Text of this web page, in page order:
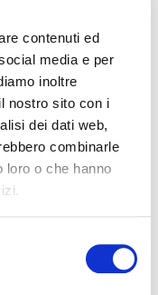
contenuti ed
media e per
inoltre
nostro sito con i
dei dati web,
combinarle
loro o che hanno
di com’è
che la sua
In quello
di fare una visita
del 1796, che è il
l’occupazione
aprì gli occhi